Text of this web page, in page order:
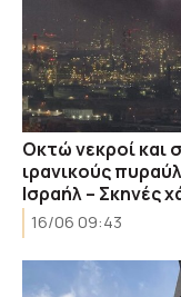
Οκτώ νεκροί και
ιρανικούς
Ισραήλ – Σκηνές
16/06 09:43